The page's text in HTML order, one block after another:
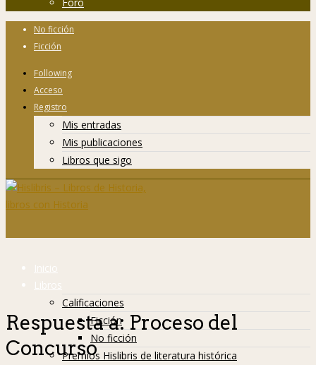
No ficción
Ficción
Following
Acceso
Registro
Mis entradas
Mis publicaciones
Libros que sigo
Inicio
Libros
Calificaciones
Ficción
No ficción
Premios Hislibris de literatura histórica
Respuesta a: Proceso del
Concurso